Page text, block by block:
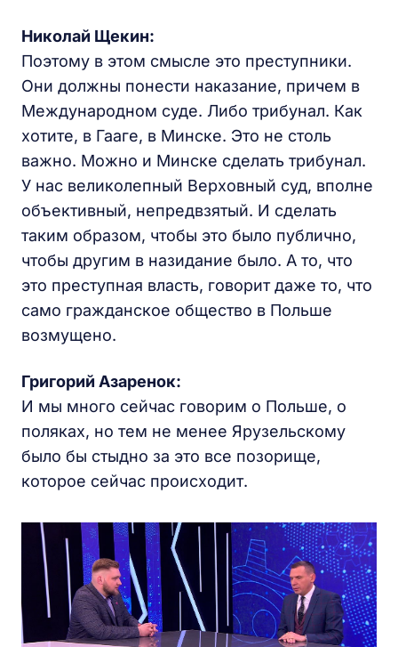
Николай Щекин:
Поэтому в этом смысле это преступники.
Они должны понести наказание, причем в
Международном суде. Либо трибунал. Как
хотите, в Гааге, в Минске. Это не столь
важно. Можно и Минске сделать трибунал.
У нас великолепный Верховный суд, вполне
объективный, непредвзятый. И сделать
таким образом, чтобы это было публично,
чтобы другим в назидание было. А то, что
это преступная власть, говорит даже то, что
само гражданское общество в Польше
возмущено.
Григорий Азаренок:
И мы много сейчас говорим о Польше, о
поляках, но тем не менее Ярузельскому
было бы стыдно за это все позорище,
которое сейчас происходит.